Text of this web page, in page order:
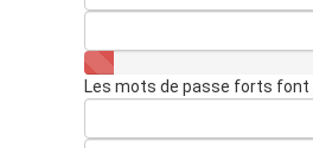
0%
Les mots de passe forts font